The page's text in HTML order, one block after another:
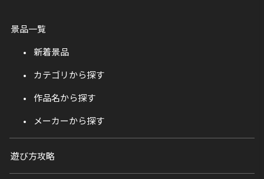
景品一覧
新着景品
カテゴリから探す
作品名から探す
メーカーから探す
遊び方攻略